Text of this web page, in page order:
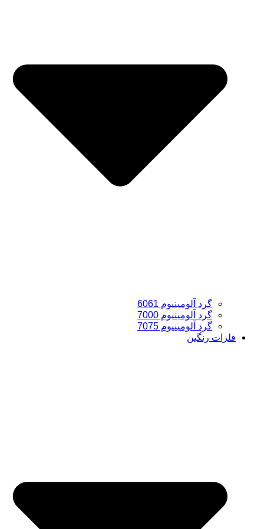
گرد آلومینیوم 6061
گرد آلومینیوم 7000
گرد آلومینیوم 7075
فلزات رنگین